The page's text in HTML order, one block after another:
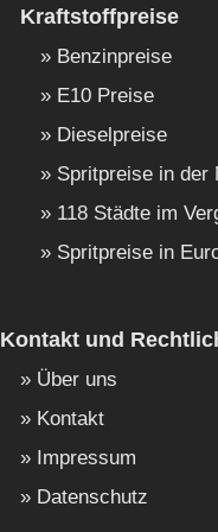
Kraftstoffpreise
Benzinpreise
E10 Preise
Dieselpreise
Spritpreise in der
118 Städte im
Spritpreise in
Kontakt und
Über uns
Kontakt
Impressum
Datenschutz